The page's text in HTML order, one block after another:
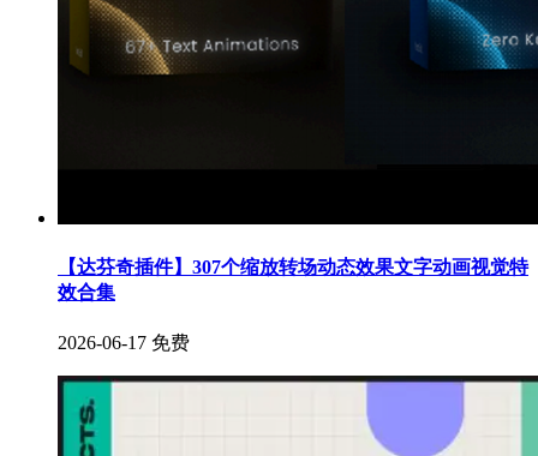
【达芬奇插件】307个缩放转场动态效果文字动画视觉特
效合集
2026-06-17 免费